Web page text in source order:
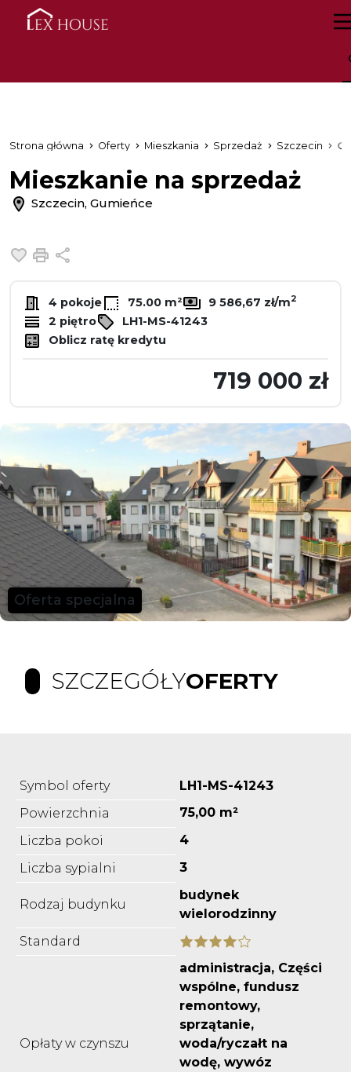
Strona główna Oferty Mieszkania Sprzedaż Szczecin
Mieszkanie na sprzedaż
Szczecin, Gumieńce
Dodaj do ulubionych
Drukuj
4 pokoje 75.00 m² 9 586,67 zł/m2
2 piętro
LH1-MS-41243
Oblicz ratę kredytu
719 000 zł
Oferta specjalna
SZCZEGÓŁYOFERTY
Symbol oferty
LH1-MS-41243
Powierzchnia
75,00 m²
Liczba pokoi
4
Liczba sypialni
3
Rodzaj budynku
budynek
wielorodzinny
Standard
Opłaty w czynszu
administracja, Części
wspólne, fundusz
remontowy,
sprzątanie,
woda/ryczałt na
wodę, wywóz